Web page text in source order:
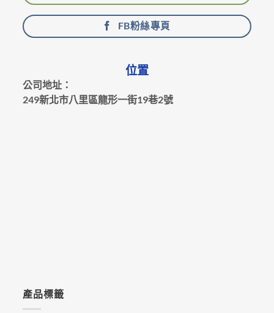
FB粉絲專頁
位置
公司地址：
249新北市八里區龍形一街19巷2號
產品標籤